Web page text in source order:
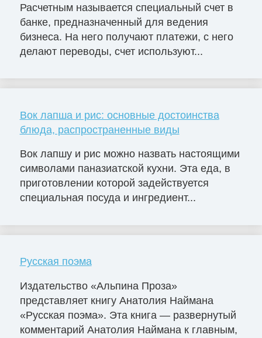
Расчетным называется специальный счет в
банке, предназначенный для ведения
бизнеса. На него получают платежи, с него
делают переводы, счет используют...
Вок лапша и рис: основные достоинства
блюда, распространенные виды
Вок лапшу и рис можно назвать настоящими
символами паназиатской кухни. Эта еда, в
приготовлении которой задействуется
специальная посуда и ингредиент...
Русская поэма
Издательство «Альпина Проза»
представляет книгу Анатолия Наймана
«Русская поэма». Эта книга — развернутый
комментарий Анатолия Наймана к главным,